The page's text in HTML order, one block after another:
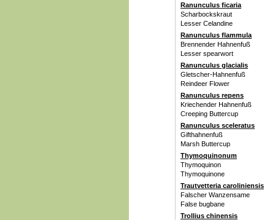
Ranunculus ficaria
Scharbockskraut
Lesser Celandine
Ranunculus flammula
Brennender Hahnenfuß
Lesser spearwort
Ranunculus glacialis
Gletscher-Hahnenfuß
Reindeer Flower
Ranunculus repens
Kriechender Hahnenfuß
Creeping Buttercup
Ranunculus sceleratus
Gifthahnenfuß
Marsh Buttercup
Thymoquinonum
Thymoquinon
Thymoquinone
Trautvetteria caroliniensis
Falscher Wanzensame
False bugbane
Trollius chinensis